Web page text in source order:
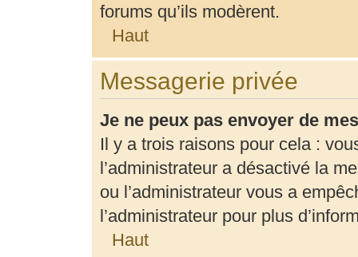
forums qu’ils modèrent.
Haut
Messagerie privée
Je ne peux pas envoyer de
Il y a trois raisons pour cela :
l’administrateur a désactivé la
ou l’administrateur vous a
l’administrateur pour plus
Haut